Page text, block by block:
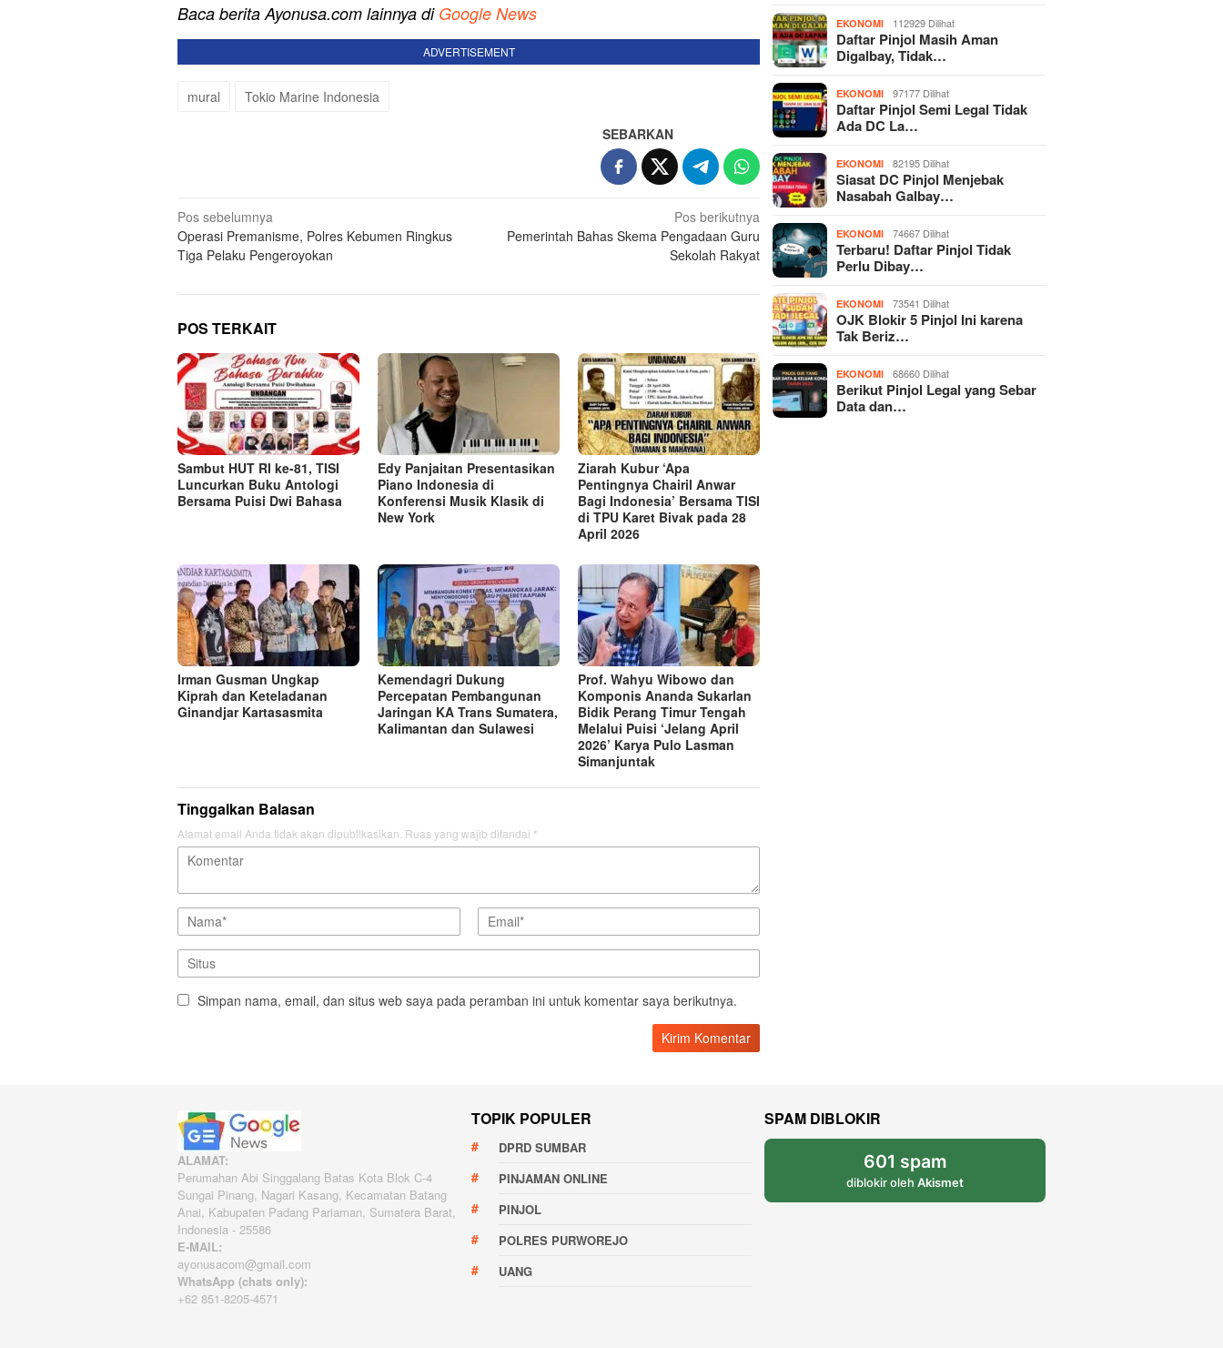
Baca berita Ayonusa.com lainnya di Google News
ADVERTISEMENT
mural Tokio Marine Indonesia
SEBARKAN
Navigasi
pos
Pos sebelumnya
Operasi Premanisme, Polres Kebumen Ringkus
Tiga Pelaku Pengeroyokan
Pos berikutnya
Pemerintah Bahas Skema Pengadaan Guru
Sekolah Rakyat
POS TERKAIT
Sambut HUT RI ke-81, TISI
Luncurkan Buku Antologi
Bersama Puisi Dwi Bahasa
Edy Panjaitan Presentasikan
Piano Indonesia di
Konferensi Musik Klasik di
New York
Ziarah Kubur ‘Apa
Pentingnya Chairil Anwar
Bagi Indonesia’ Bersama TISI
di TPU Karet Bivak pada 28
April 2026
Irman Gusman Ungkap
Kiprah dan Keteladanan
Ginandjar Kartasasmita
Kemendagri Dukung
Percepatan Pembangunan
Jaringan KA Trans Sumatera,
Kalimantan dan Sulawesi
Prof. Wahyu Wibowo dan
Komponis Ananda Sukarlan
Bidik Perang Timur Tengah
Melalui Puisi ‘Jelang April
2026’ Karya Pulo Lasman
Simanjuntak
Tinggalkan Balasan
Alamat email Anda tidak akan dipublikasikan. Ruas yang wajib ditandai *
Simpan nama, email, dan situs web saya pada peramban ini untuk komentar saya berikutnya.
EKONOMI 112929 Dilihat
Daftar Pinjol Masih Aman
Digalbay, Tidak…
EKONOMI 97177 Dilihat
Daftar Pinjol Semi Legal Tidak
Ada DC La…
EKONOMI 82195 Dilihat
Siasat DC Pinjol Menjebak
Nasabah Galbay…
EKONOMI 74667 Dilihat
Terbaru! Daftar Pinjol Tidak
Perlu Dibay…
EKONOMI 73541 Dilihat
OJK Blokir 5 Pinjol Ini karena
Tak Beriz…
EKONOMI 68660 Dilihat
Berikut Pinjol Legal yang Sebar
Data dan…
ALAMAT:
Perumahan Abi Singgalang Batas Kota Blok C-4
Sungai Pinang, Nagari Kasang, Kecamatan Batang
Anai, Kabupaten Padang Pariaman, Sumatera Barat,
Indonesia - 25586
E-MAIL:
ayonusacom@gmail.com
WhatsApp (chats only):
+62 851-8205-4571
TOPIK POPULER
DPRD SUMBAR
PINJAMAN ONLINE
PINJOL
POLRES PURWOREJO
UANG
SPAM DIBLOKIR
601 spam
diblokir olehAkismet